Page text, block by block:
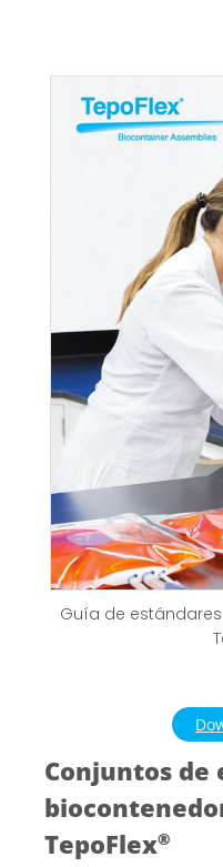
Guía de
Conjuntos de
TepoFlex®